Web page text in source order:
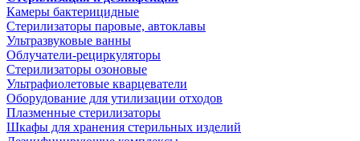
Камеры бактерицидные
Стерилизаторы паровые, автоклавы
Ультразвуковые ванны
Облучатели-рециркуляторы
Стерилизаторы озоновые
Ультрафиолетовые кварцеватели
Оборудование для утилизации отходов
Плазменные стерилизаторы
Шкафы для хранения стерильных изделий